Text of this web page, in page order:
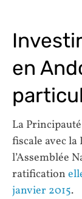
en
La
fiscale avec la
l’Assemblée
ratification
janvier 2015.